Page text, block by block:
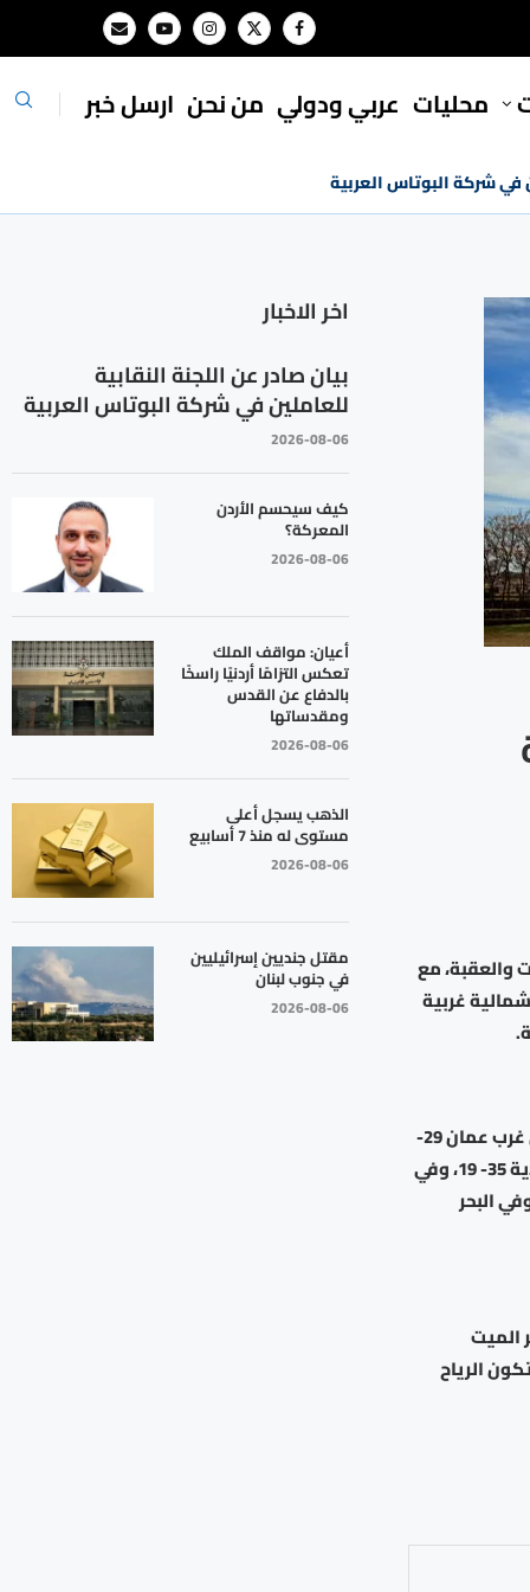
محليات ⁠عربي ودولي من نحن ارسل خبر
في شركة البوتاس العربية
والعقبة، مع
غربية
وتتراوح درجات الحرارة العظمى والصغرى في شرق عمان بين 31- 18 درجة مئوية، وفي غرب عمان 29-
16، وفي المرتفعات الشمالية 27 – 15، وفي مرتفعات الشراة 28- 14، وفي مناطق البادية 35- 19، وفي
وفي الأغوار الشمالية 38 – 24، وفي الأغوار الجنوبية 40- 27، وفي البحر
الميت
الرياح
اخر الاخبار
بيان صادر عن اللجنة النقابية
للعاملين في شركة البوتاس العربية
2026-08-06
كيف سيحسم الأردن
المعركة؟
2026-08-06
أعيان: مواقف الملك
تعكس التزامًا أردنيًا راسخًا
بالدفاع عن القدس
ومقدساتها
2026-08-06
الذهب يسجل أعلى
مستوى له منذ 7 أسابيع
2026-08-06
مقتل جنديين إسرائيليين
في جنوب لبنان
2026-08-06